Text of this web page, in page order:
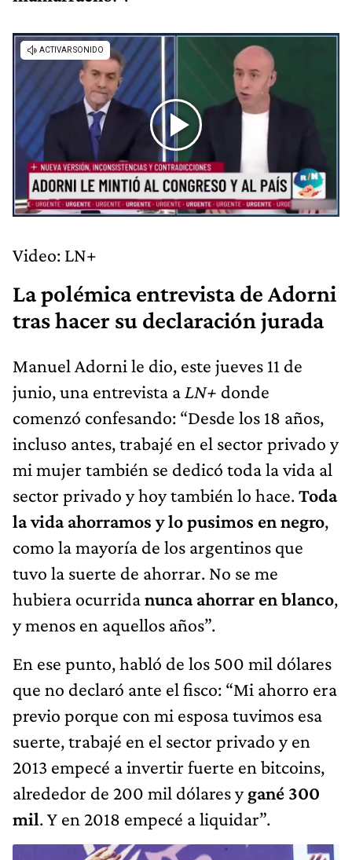
Video: LN+
La polémica entrevista de Adorni
tras hacer su declaración jurada
Manuel Adorni le dio, este jueves 11 de
junio, una entrevista a LN+ donde
comenzó confesando: “Desde los 18 años,
incluso antes, trabajé en el sector privado y
mi mujer también se dedicó toda la vida al
sector privado y hoy también lo hace.Toda
la vida ahorramos y lo pusimos en negro,
como la mayoría de los argentinos que
tuvo la suerte de ahorrar. No se me
hubiera ocurridanunca ahorrar en blanco,
y menos en aquellos años”.
En ese punto, habló de los 500 mil dólares
que no declaró ante el fisco: “Mi ahorro era
previo porque con mi esposa tuvimos esa
suerte, trabajé en el sector privado y en
2013 empecé a invertir fuerte en bitcoins,
alrededor de 200 mil dólares ygané 300
mil. Y en 2018 empecé a liquidar”.